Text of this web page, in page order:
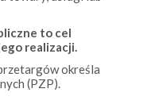
to cel
realizacji.
określa
(PZP).